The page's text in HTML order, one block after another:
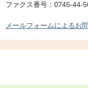
ファクス番号：0745-44-
メールフォームによるお